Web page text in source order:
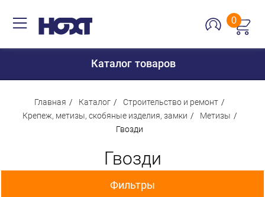
0
Каталог товаров
Главная Каталог
Строительство и ремонт
Крепеж, метизы, скобяные изделия, замки
Метизы
Гвозди
Гвозди
Фильтры